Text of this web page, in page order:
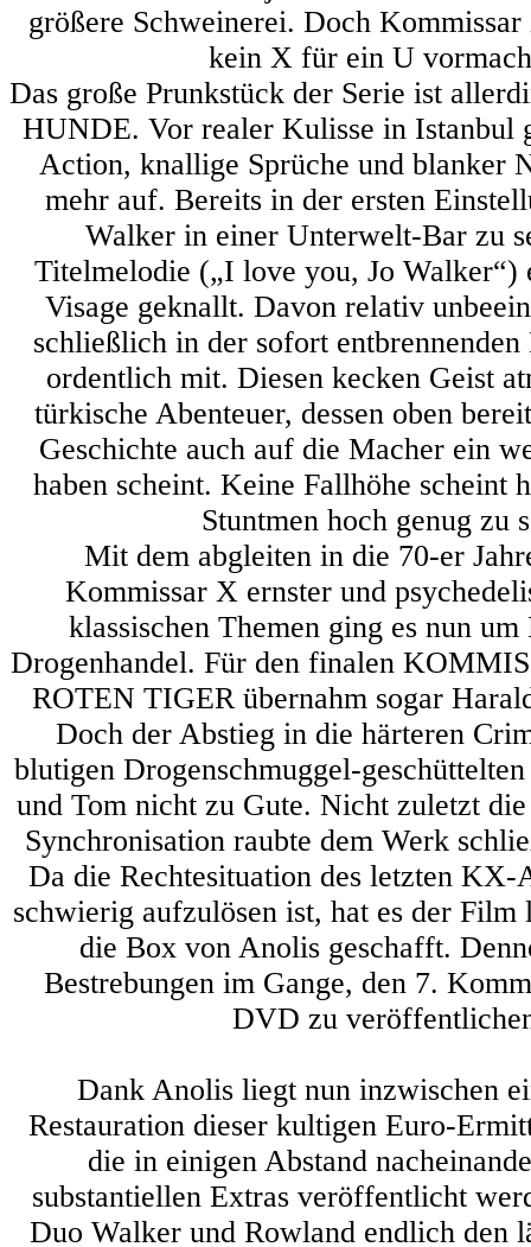
größere Schweinerei. Doch
kein X für ein U
Das große Prunkstück der Serie ist
HUNDE. Vor realer Kulisse in Istanbul
Action, knallige Sprüche und blanker
mehr auf. Bereits in der ersten
Walker in einer Unterwelt-Bar zu
Titelmelodie („I love you, Jo Walker“)
Visage geknallt. Davon relativ
schließlich in der sofort
ordentlich mit. Diesen kecken Geist
türkische Abenteuer, dessen oben
Geschichte auch auf die Macher ein
haben scheint. Keine Fallhöhe scheint
Stuntmen hoch genug zu
Mit dem abgleiten in die 70-er
Kommissar X ernster und
klassischen Themen ging es nun
Drogenhandel. Für den finalen
ROTEN TIGER übernahm sogar
Doch der Abstieg in die härteren
blutigen Drogenschmuggel-
und Tom nicht zu Gute. Nicht zuletzt
Synchronisation raubte dem Werk
Da die Rechtesituation des letzten KX-
schwierig aufzulösen ist, hat es der
die Box von Anolis geschafft.
Bestrebungen im Gange, den 7.
DVD zu
Dank Anolis liegt nun inzwischen
Restauration dieser kultigen Euro-
die in einigen Abstand
substantiellen Extras veröffentlicht
Duo Walker und Rowland endlich den